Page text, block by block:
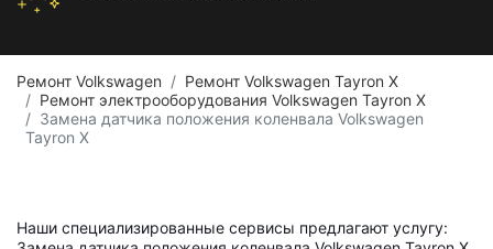
Ремонт Volkswagen
Ремонт Volkswagen Tayron X
Ремонт электрооборудования Volkswagen Tayron X
Замена датчика положения коленвала Volkswagen
Tayron X
Наши специализированные сервисы предлагают услугу: